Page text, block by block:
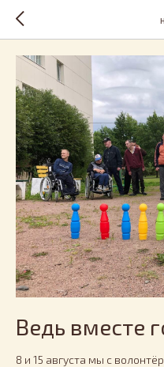
Ведь вместе
8 и 15 августа мы с